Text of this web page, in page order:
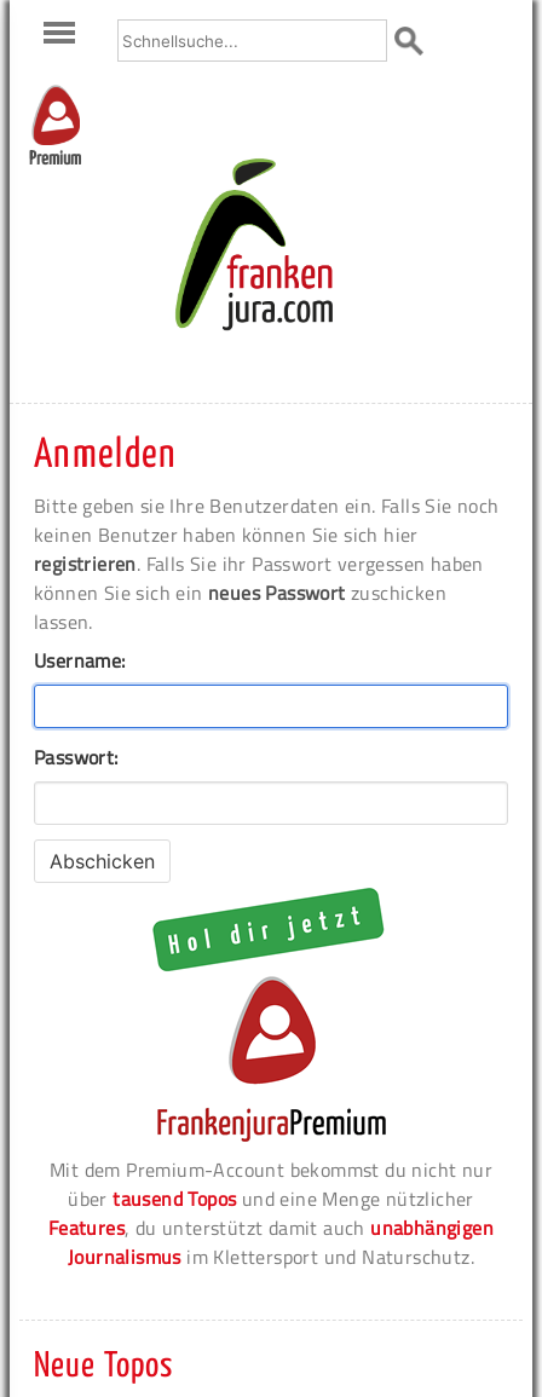
Premium
Anmelden
Bitte geben sie Ihre Benutzerdaten ein. Falls Sie noch
keinen Benutzer haben können Sie sich hier
registrieren. Falls Sie ihr Passwort vergessen haben
können Sie sich ein neues Passwort zuschicken
lassen.
Username:
Passwort:
Mit dem Premium-Account bekommst du nicht nur
übertausend Toposund eine Menge nützlicher
Features, du unterstützt damit auch unabhängigen
Journalismusim Klettersport und Naturschutz.
Neue Topos